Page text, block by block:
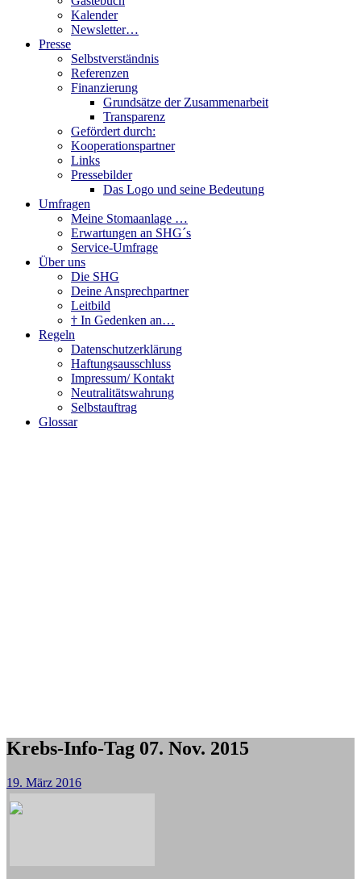
Kalender
Newsletter…
Presse
Selbstverständnis
Referenzen
Finanzierung
Grundsätze der Zusammenarbeit
Transparenz
Gefördert durch:
Kooperationspartner
Links
Pressebilder
Das Logo und seine Bedeutung
Umfragen
Meine Stomaanlage …
Erwartungen an SHG´s
Service-Umfrage
Über uns
Die SHG
Deine Ansprechpartner
Leitbild
† In Gedenken an…
Regeln
Datenschutzerklärung
Haftungsausschluss
Impressum/ Kontakt
Neutralitätswahrung
Selbstauftrag
Glossar
Krebs-Info-Tag 07. Nov. 2015
19. März 2016